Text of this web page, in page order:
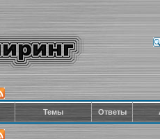
Темы Ответы